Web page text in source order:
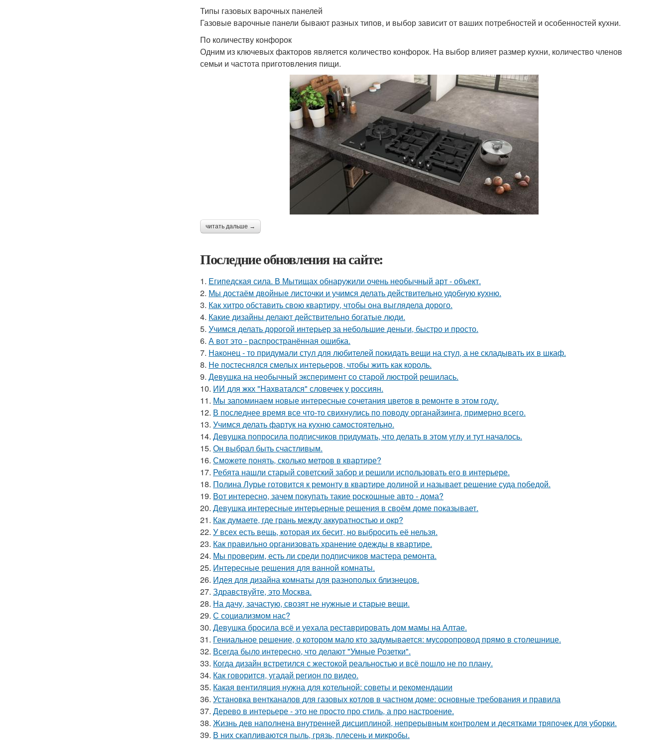
Типы газовых варочных панелей
Газовые варочные панели бывают разных типов, и выбор зависит от ваших потребностей и особенностей кухни.
По количеству конфорок
Одним из ключевых факторов является количество конфорок. На выбор влияет размер кухни, количество членов
семьи и частота приготовления пищи.
читать дальше →
Последние обновления на сайте:
1. Египедская сила. В Мытищах обнаружили очень необычный арт - объект.
2. Мы достаём двойные листочки и учимся делать действительно удобную кухню.
3. Как хитро обставить свою квартиру, чтобы она выглядела дорого.
4. Какие дизайны делают действительно богатые люди.
5. Учимся делать дорогой интерьер за небольшие деньги, быстро и просто.
6. А вот это - распространённая ошибка.
7. Наконец - то придумали стул для любителей покидать вещи на стул, а не складывать их в шкаф.
8. Не постеснялся смелых интерьеров, чтобы жить как король.
9. Девушка на необычный эксперимент со старой люстрой решилась.
10. ИИ для жкх "Нахватался" словечек у россиян.
11. Мы запоминаем новые интересные сочетания цветов в ремонте в этом году.
12. В последнее время все что-то свихнулись по поводу органайзинга, примерно всего.
13. Учимся делать фартук на кухню самостоятельно.
14. Девушка попросила подписчиков придумать, что делать в этом углу и тут началось.
15. Он выбрал быть счастливым.
16. Сможете понять, сколько метров в квартире?
17. Ребята нашли старый советский забор и решили использовать его в интерьере.
18. Полина Лурье готовится к ремонту в квартире долиной и называет решение суда победой.
19. Вот интересно, зачем покупать такие роскошные авто - дома?
20. Девушка интересные интерьерные решения в своём доме показывает.
21. Как думаете, где грань между аккуратностью и окр?
22. У всех есть вещь, которая их бесит, но выбросить её нельзя.
23. Как правильно организовать хранение одежды в квартире.
24. Мы проверим, есть ли среди подписчиков мастера ремонта.
25. Интересные решения для ванной комнаты.
26. Идея для дизайна комнаты для разнополых близнецов.
27. Здравствуйте, это Москва.
28. На дачу, зачастую, свозят не нужные и старые вещи.
29. С социализмом нас?
30. Девушка бросила всё и уехала реставрировать дом мамы на Алтае.
31. Гениальное решение, о котором мало кто задумывается: мусоропровод прямо в столешнице.
32. Всегда было интересно, что делают "Умные Розетки".
33. Когда дизайн встретился с жестокой реальностью и всё пошло не по плану.
34. Как говорится, угадай регион по видео.
35. Какая вентиляция нужна для котельной: советы и рекомендации
36. Установка вентканалов для газовых котлов в частном доме: основные требования и правила
37. Дерево в интерьере - это не просто про стиль, а про настроение.
38. Жизнь дев наполнена внутренней дисциплиной, непрерывным контролем и десятками тряпочек для уборки.
39. В них скапливаются пыль, грязь, плесень и микробы.